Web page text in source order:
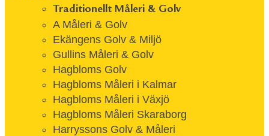
Traditionellt Måleri & Golv
A Måleri & Golv
Ekängens Golv & Miljö
Gullins Måleri & Golv
Hagbloms Golv
Hagbloms Måleri i Kalmar
Hagbloms Måleri i Växjö
Hagbloms Måleri Skaraborg
Harryssons Golv & Måleri